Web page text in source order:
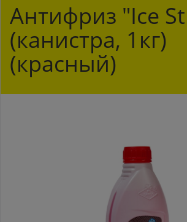
Антифриз "Ice
(канистра, 1кг)
(красный)